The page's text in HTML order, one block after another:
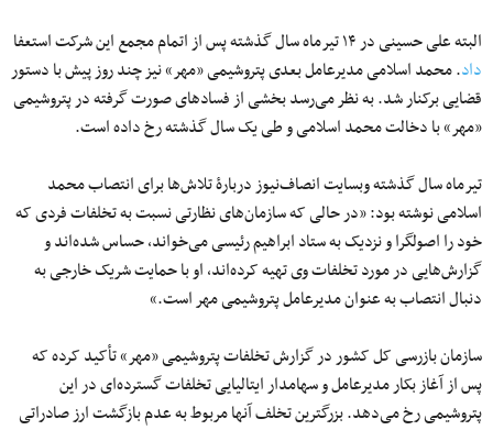
البته علی حسینی در ۱۴ تیرماه سال گذشته پس از اتمام مجمع این شرکت استعفا
داد. محمد اسلامی مدیرعامل بعدی پتروشیمی «مهر» نیز چند روز پیش با دستور
قضایی برکنار شد. به نظر می‌رسد بخشی از فسادهای صورت گرفته در پتروشیمی
«مهر» با دخالت محمد اسلامی و طی یک سال گذشته رخ داده است.
تیرماه سال گذشته وبسایت انصاف‌نیوز دربارهٔ تلاش‌ها برای انتصاب محمد
اسلامی نوشته بود: «در حالی که سازمان‌های نظارتی نسبت به تخلفات فردی که
خود را اصولگرا و نزدیک به ستاد ابراهیم رئیسی می‌خواند، حساس شده‌اند و
گزارش‌هایی در مورد تخلفات وی تهیه کرده‌اند، او با حمایت شریک خارجی به
دنبال انتصاب به عنوان مدیرعامل پتروشیمی مهر است.»
سازمان بازرسی کل کشور در گزارش تخلفات پتروشیمی «مهر» تأکید کرده که
پس از آغاز بکار مدیرعامل و سهامدار ایتالیایی تخلفات گسترده‌‌ای در این
پتروشیمی رخ می‌دهد. بزرگترین تخلف آنها مربوط به عدم بازگشت ارز صادراتی